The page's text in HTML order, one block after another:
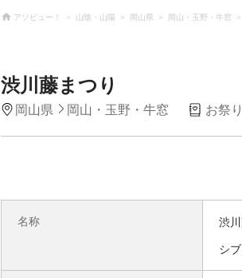
アソビュー！ 山陰・山陽 岡山県 岡山・玉野・牛窓
渋川藤まつり
岡山県 岡山・玉野・牛窓 お祭り
名称
渋
シ